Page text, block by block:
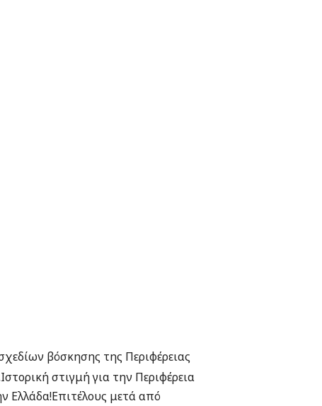
βόσκησης της Περιφέρειας
στιγμή για την Περιφέρεια
Ελλάδα!Επιτέλους μετά από